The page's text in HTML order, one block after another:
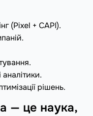
(Pixel + CAPI).
рішень.
— це наука,